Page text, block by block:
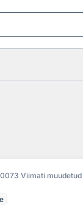
Viimati muudetud